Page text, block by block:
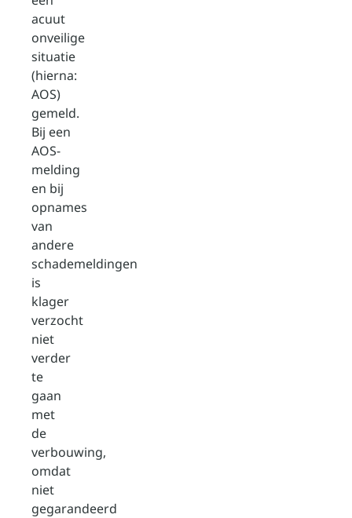
acuut
onveilige
situatie
(hierna:
AOS)
gemeld.
Bij een
AOS-
melding
en bij
opnames
van
andere
schademeldingen
is
klager
verzocht
niet
verder
te
gaan
met
de
verbouwing,
omdat
niet
gegarandeerd